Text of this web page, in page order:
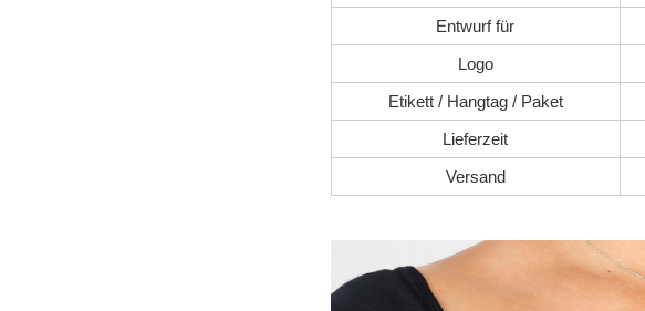
Entwurf für
Logo
Etikett / Hangtag / Paket
Lieferzeit
Versand